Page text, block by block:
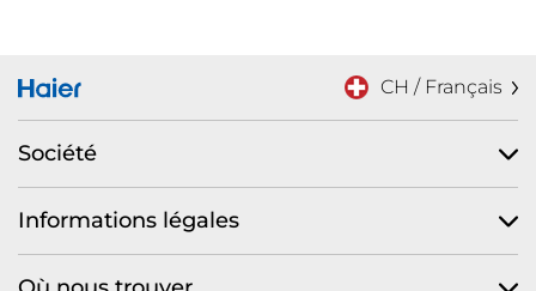
CH / Français
Société
Informations légales